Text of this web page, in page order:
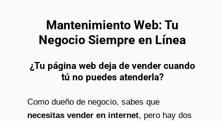
Mantenimiento Web: Tu
Negocio Siempre en Línea
¿Tu página web deja de vender cuando
tú no puedes atenderla?
Como dueño de negocio, sabes que
necesitas vender en internet, pero hay dos